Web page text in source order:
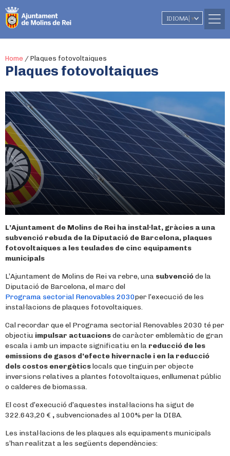
IDIOMA ▼
Home / Plaques fotovoltaiques
Plaques fotovoltaiques
L’Ajuntament de Molins de Rei ha instal·lat, gràcies a una
subvenció rebuda de la Diputació de Barcelona, plaques
fotovoltaiques a les teulades de cinc equipaments
municipals
L’Ajuntament de Molins de Rei va rebre, una subvencióde la
Diputació de Barcelona, el marc del
Programa sectorial Renovables 2030per l’execució de les
instal·lacions de plaques fotovoltaiques.
Cal recordar que el Programa sectorial Renovables 2030 té per
objectiu impulsar actuacionsde caràcter emblemàtic de gran
escala i amb un impacte significatiu en la reducció de les
emissions de gasos d’efecte hivernacle i en la reducció
dels costos energèticslocals que tinguin per objecte
inversions relatives a plantes fotovoltaiques, enllumenat públic
o calderes de biomassa.
El cost d’execució d’aquestes instal·lacions ha sigut de
322.643,20 € , subvencionades al 100% per la DIBA.
Les instal·lacions de les plaques als equipaments municipals
s’han realitzat a les següents dependències: